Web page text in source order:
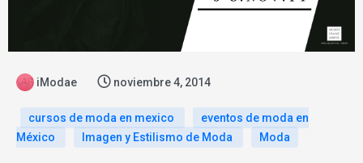
iModae noviembre 4, 2014
cursos de moda en mexico
eventos de moda en
México
Imagen y Estilismo de Moda Moda